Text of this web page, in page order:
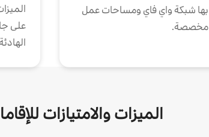
بها شبكة واي فاي ومساحات عمل
مخصصة.
على
الميزات والامتيازات